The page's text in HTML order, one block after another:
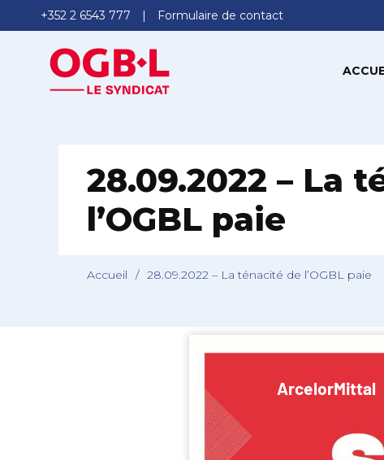
+352 2 6543 777 Formulaire de contact
28.09.2022 – La
l’OGBL paie
Accueil / 28.09.2022 – La ténacité de l’OGBL paie